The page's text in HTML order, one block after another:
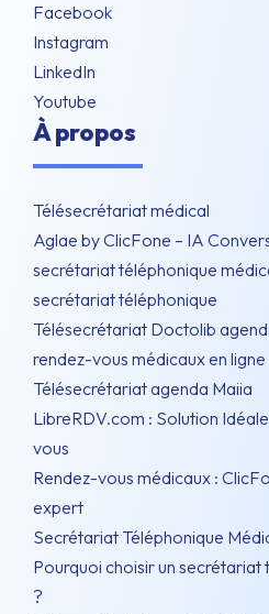
Facebook
Instagram
LinkedIn
Youtube
À propos
Télésecrétariat médical
Aglae by ClicFone – IA
secrétariat téléphonique
secrétariat téléphonique
Télésecrétariat Doctolib
rendez-vous médicaux en ligne
Télésecrétariat agenda Maiia
LibreRDV.com : Solution
vous
Rendez-vous médicaux :
expert
Secrétariat Téléphonique
Pourquoi choisir un
?